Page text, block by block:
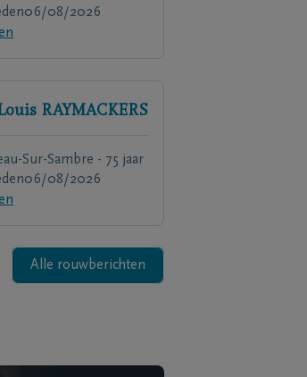
06/08/2026
RAYMACKERS
Sur-Sambre - 75 jaar
06/08/2026
Alle rouwberichten